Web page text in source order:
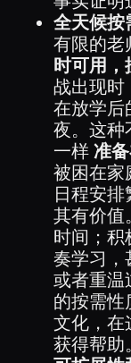
全天候按
有限的老
时可用，
战出现时
在放学后
夜。这种
一样 准
被困在家
日程安
其有价值
时间；积
奏学习，
或者重温
的按需性
文化，在
获得帮助。